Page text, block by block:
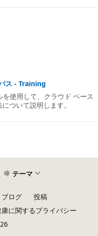
ス - Training
使用して、クラウド ベース
ついて説明します。
テーマ
ブログ
投稿
に関するプライバシー